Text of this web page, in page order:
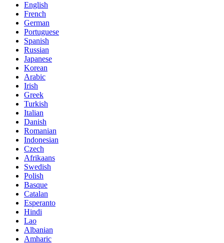
English
French
German
Portuguese
Spanish
Russian
Japanese
Korean
Arabic
Irish
Greek
Turkish
Italian
Danish
Romanian
Indonesian
Czech
Afrikaans
Swedish
Polish
Basque
Catalan
Esperanto
Hindi
Lao
Albanian
Amharic